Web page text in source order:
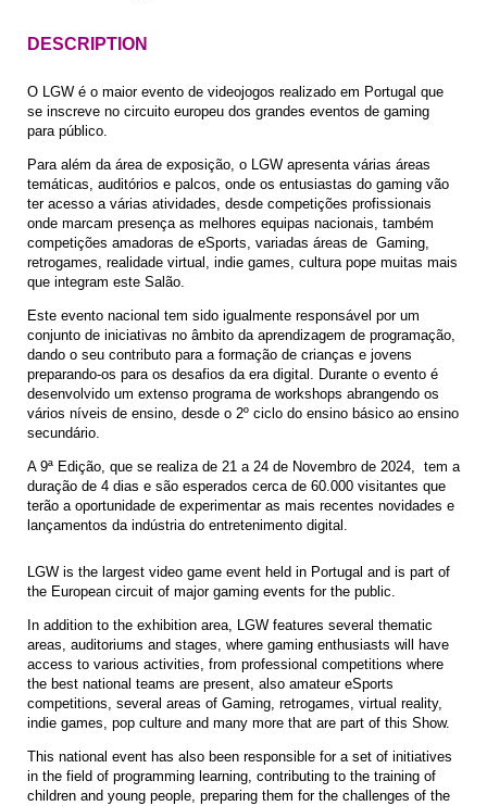
DESCRIPTION
O LGW é o maior evento de videojogos realizado em Portugal que
se inscreve no circuito europeu dos grandes eventos de gaming
para público.
Para além da área de exposição, o LGW apresenta várias áreas
temáticas, auditórios e palcos, onde os entusiastas do gaming vão
ter acesso a várias atividades, desde competições profissionais
onde marcam presença as melhores equipas nacionais, também
competições amadoras de eSports, variadas áreas de Gaming,
retrogames, realidade virtual, indie games, cultura pope muitas mais
que integram este Salão.
Este evento nacional tem sido igualmente responsável por um
conjunto de iniciativas no âmbito da aprendizagem de programação,
dando o seu contributo para a formação de crianças e jovens
preparando-os para os desafios da era digital. Durante o evento é
desenvolvido um extenso programa de workshops abrangendo os
vários níveis de ensino, desde o 2º ciclo do ensino básico ao ensino
secundário.
A 9ª Edição, que se realiza de 21 a 24 de Novembro de 2024, tem a
duração de 4 dias e são esperados cerca de 60.000 visitantes que
terão a oportunidade de experimentar as mais recentes novidades e
lançamentos da indústria do entretenimento digital.
LGW is the largest video game event held in Portugal and is part of
the European circuit of major gaming events for the public.
In addition to the exhibition area, LGW features several thematic
areas, auditoriums and stages, where gaming enthusiasts will have
access to various activities, from professional competitions where
the best national teams are present, also amateur eSports
competitions, several areas of Gaming, retrogames, virtual reality,
indie games, pop culture and many more that are part of this Show.
This national event has also been responsible for a set of initiatives
in the field of programming learning, contributing to the training of
children and young people, preparing them for the challenges of the